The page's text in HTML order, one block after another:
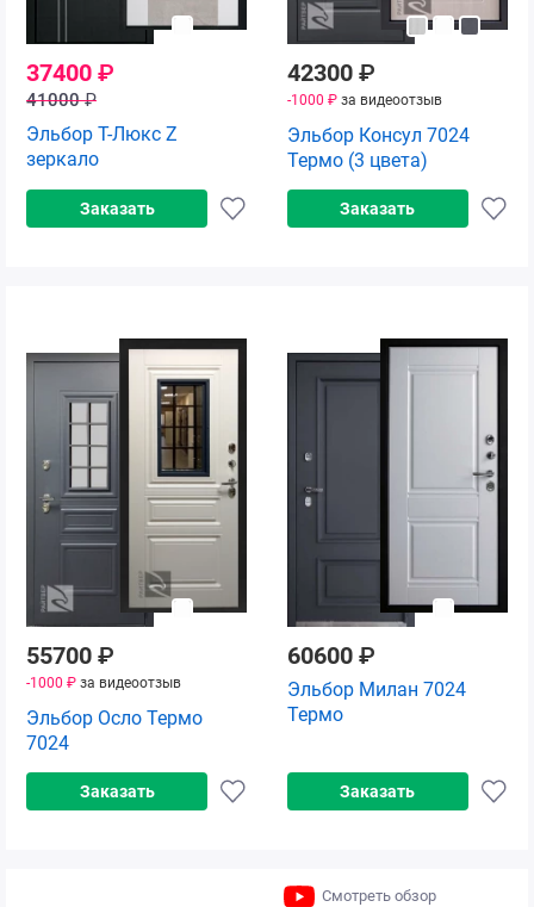
37400 ₽
41000₽
Эльбор Т-Люкс Z
зеркало
Заказать
42300 ₽
-1000 ₽ за видеоотзыв
Эльбор Консул 7024
Термо (3 цвета)
Заказать
55700 ₽
-1000 ₽ за видеоотзыв
Эльбор Осло Термо
7024
Заказать
60600 ₽
Эльбор Милан 7024
Термо
Заказать
Смотреть обзор